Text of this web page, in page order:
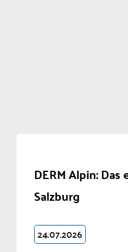
DERM Alpin:
Salzburg
24.07.2026